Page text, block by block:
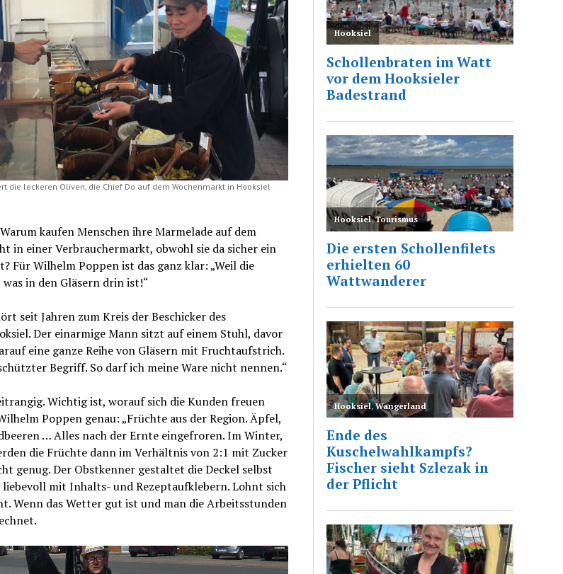
die leckeren Oliven, die Chief Do auf dem Wochenmarkt in Hooksiel
kaufen Menschen ihre Marmelade auf dem
in einer Verbrauchermarkt, obwohl sie da sicher ein
Für Wilhelm Poppen ist das ganz klar: „Weil die
in den Gläsern drin ist!“
seit Jahren zum Kreis der Beschicker des
Der einarmige Mann sitzt auf einem Stuhl, davor
eine ganze Reihe von Gläsern mit Fruchtaufstrich.
Begriff. So darf ich meine Ware nicht nennen.“
Wichtig ist, worauf sich die Kunden freuen
Poppen genau: „Früchte aus der Region. Äpfel,
… Alles nach der Ernte eingefroren. Im Winter,
die Früchte dann im Verhältnis von 2:1 mit Zucker
genug. Der Obstkenner gestaltet die Deckel selbst
liebevoll mit Inhalts- und Rezeptaufklebern. Lohnt sich
Wenn das Wetter gut ist und man die Arbeitsstunden